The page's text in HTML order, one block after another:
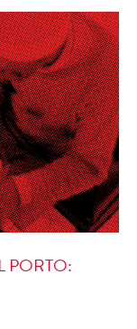
PORTO: